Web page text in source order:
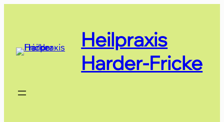
springen
Heilpraxis
Harder-Fricke